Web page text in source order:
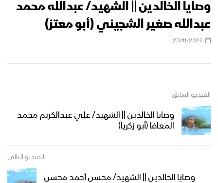
وصايا الخالدين || الشهيد/ عبدالله محمد
عبدالله صغير الشجيني (أبو معتز)
23/11/2022
الفيديو السابق
وصايا الخالدين || الشهيد/ علي عبدالكريم محمد
المعافا (أبو زكريا)
الفيديو التالي
وصايا الخالدين || الشهيد/ محسن أحمد محسن